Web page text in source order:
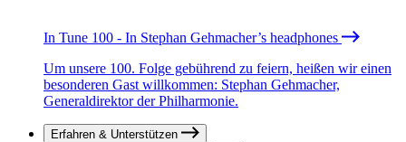
In Tune 100 - In Stephan Gehmacher’s headphones
Um unsere 100. Folge gebührend zu feiern, heißen wir einen
besonderen Gast willkommen: Stephan Gehmacher,
Generaldirektor der Philharmonie.
Erfahren & Unterstützen